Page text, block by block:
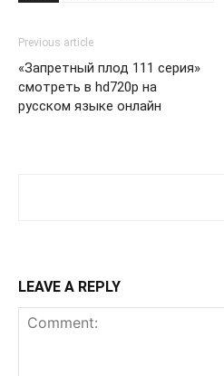
Previous article
«Запретный плод 111 серия»
смотреть в hd720p на
русском языке онлайн
LEAVE A REPLY